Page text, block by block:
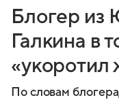
Блогер
Галкина в
«укоротил
По словам